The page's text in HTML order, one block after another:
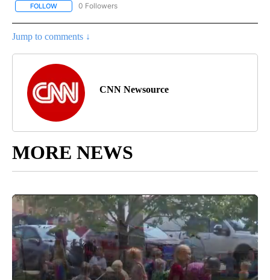
FOLLOW FOLLOW "CNN-SPANISH" TO RECEIVE NOTIFICATIONS ABOUT
0 Followers
Jump to comments ↓
CNN Newsource
MORE NEWS